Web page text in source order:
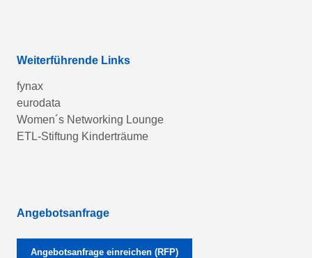
Weiterführende Links
fynax
eurodata
Women´s Networking Lounge
ETL-Stiftung Kinderträume
Angebotsanfrage
Angebotsanfrage einreichen (RFP)